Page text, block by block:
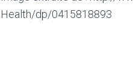
Health/dp/0415818893